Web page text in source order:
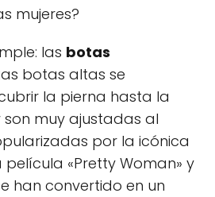
mujeres?
las botas
botas altas se
la pierna hasta la
muy ajustadas al
por la icónica
película «Pretty Woman» y
han convertido en un